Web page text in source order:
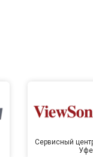
Сервисный
Уфе